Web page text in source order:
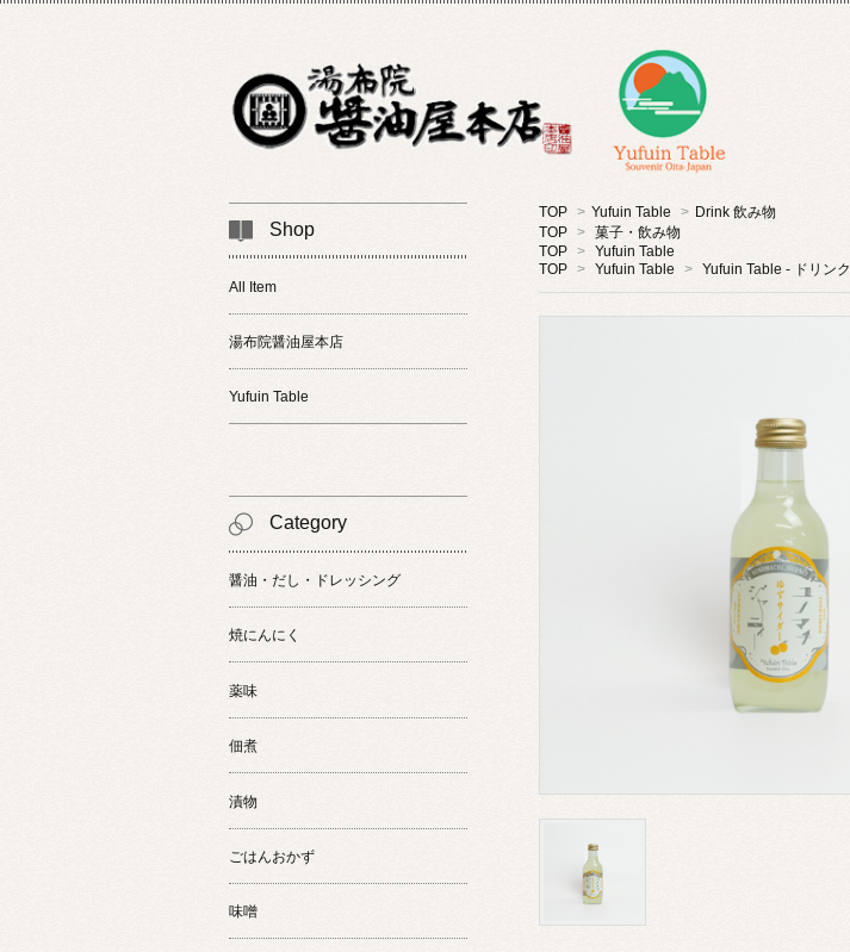
TOP > Yufuin Table > Drink 飲み物
TOP > 菓子・飲み物
TOP > Yufuin Table
TOP > Yufuin Table > Yufuin Table - ドリンク
Shop
All Item
湯布院醤油屋本店
Yufuin Table
Category
醤油・だし・ドレッシング
焼にんにく
薬味
佃煮
漬物
ごはんおかず
味噌